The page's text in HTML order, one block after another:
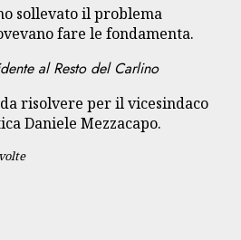
sollevato il problema
fare le fondamenta.
al Resto del Carlino
risolvere per il vicesindaco
Daniele Mezzacapo.